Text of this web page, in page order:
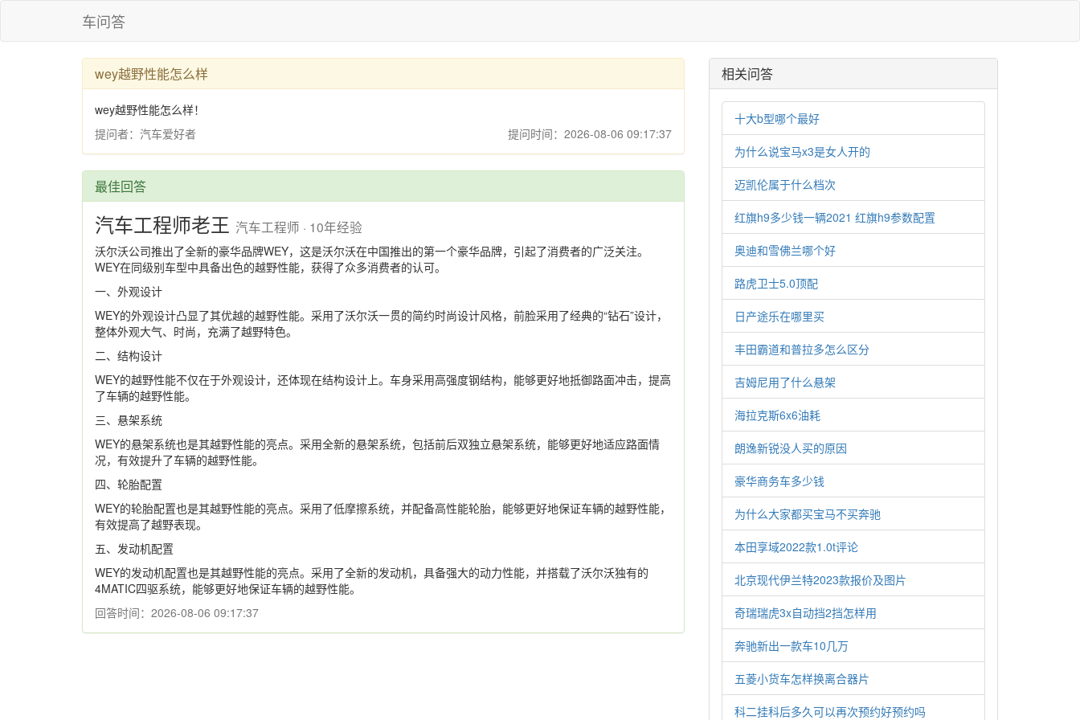
车问答
wey越野性能怎么样
wey越野性能怎么样！
提问者：汽车爱好者
提问时间：2026-08-06 09:17:37
最佳回答
汽车工程师老王 汽车工程师 · 10年经验
沃尔沃公司推出了全新的豪华品牌WEY，这是沃尔沃在中国推出的第一个豪华品牌，引起了消费者的广泛关注。
WEY在同级别车型中具备出色的越野性能，获得了众多消费者的认可。
一、外观设计
WEY的外观设计凸显了其优越的越野性能。采用了沃尔沃一贯的简约时尚设计风格，前脸采用了经典的“钻石”设计，
整体外观大气、时尚，充满了越野特色。
二、结构设计
WEY的越野性能不仅在于外观设计，还体现在结构设计上。车身采用高强度钢结构，能够更好地抵御路面冲击，提高
了车辆的越野性能。
三、悬架系统
WEY的悬架系统也是其越野性能的亮点。采用全新的悬架系统，包括前后双独立悬架系统，能够更好地适应路面情
况，有效提升了车辆的越野性能。
四、轮胎配置
WEY的轮胎配置也是其越野性能的亮点。采用了低摩擦系统，并配备高性能轮胎，能够更好地保证车辆的越野性能，
有效提高了越野表现。
五、发动机配置
WEY的发动机配置也是其越野性能的亮点。采用了全新的发动机，具备强大的动力性能，并搭载了沃尔沃独有的
4MATIC四驱系统，能够更好地保证车辆的越野性能。
回答时间：2026-08-06 09:17:37
相关问答
十大b型哪个最好
为什么说宝马x3是女人开的
迈凯伦属于什么档次
红旗h9多少钱一辆2021 红旗h9参数配置
奥迪和雪佛兰哪个好
路虎卫士5.0顶配
日产途乐在哪里买
丰田霸道和普拉多怎么区分
吉姆尼用了什么悬架
海拉克斯6x6油耗
朗逸新锐没人买的原因
豪华商务车多少钱
为什么大家都买宝马不买奔驰
本田享域2022款1.0t评论
北京现代伊兰特2023款报价及图片
奇瑞瑞虎3x自动挡2挡怎样用
奔驰新出一款车10几万
五菱小货车怎样换离合器片
科二挂科后多久可以再次预约好预约吗